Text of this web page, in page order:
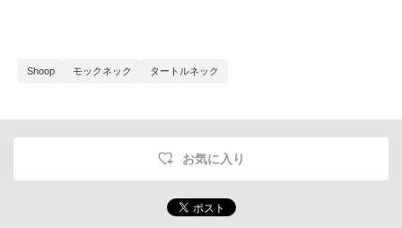
Shoop モックネック タートルネック
お気に入り